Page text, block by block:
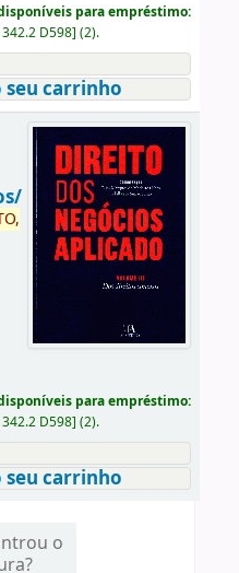
para empréstimo:
342.2 D598] (2).
carrinho
para empréstimo:
342.2 D598] (2).
carrinho
o